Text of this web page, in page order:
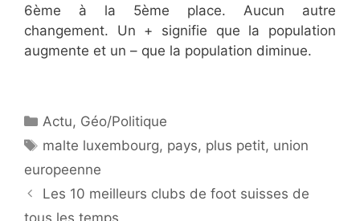
6ème à la 5ème place. Aucun autre
changement. Un + signifie que la population
augmente et un – que la population diminue.
Catégories
Actu, Géo/Politique
Étiquettes
malte luxembourg, pays, plus petit, union
europeenne
Les 10 meilleurs clubs de foot suisses de
tous les temps